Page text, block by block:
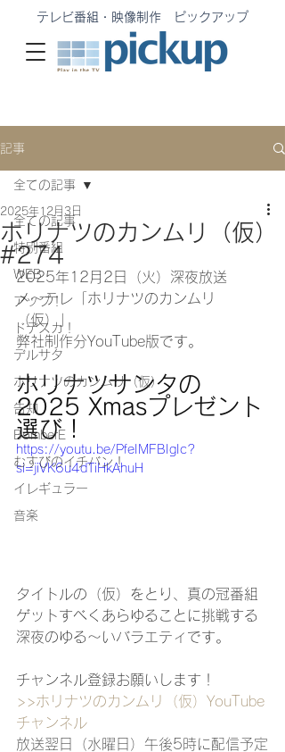
テレビ番組・映像制作 ピックアップ
記事
全ての記事
特別番組
WEB
アップ！
ドデスカ！
デルサタ
ホリナツのカンムリ（仮）
告知
BomberE
むすびのイチバン！
イレギュラー
音楽
全ての記事
ホリナツのカンムリ（仮）
#274
2025年12月3日
2025年12月2 日（火）深夜放送
メ〜テレ「ホリナツのカンムリ
（仮）」
弊社制作分YouTube版です。
ホリナツサンタの
2025 Xmasプレゼント
選び！
https://youtu.be/PfeIMFBIgIc?
si=jiVK6u4dTiHkAhuH
タイトルの（仮）をとり、真の冠番組
ゲットすべくあらゆることに挑戦する
深夜のゆる〜いバラエティです。
チャンネル登録お願いします！
>>ホリナツのカンムリ（仮） YouTube
チャンネル
放送翌日（水曜日）午後5時に配信予定